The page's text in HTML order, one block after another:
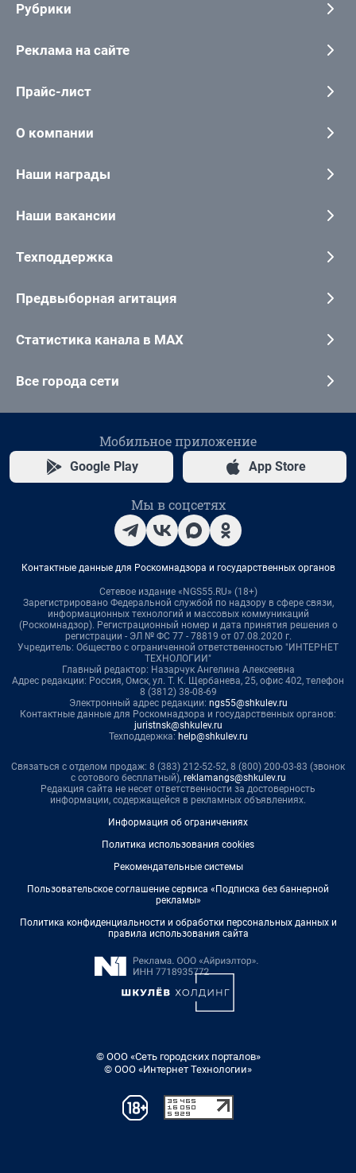
Рубрики
Реклама на сайте
Прайс-лист
О компании
Наши награды
Наши вакансии
Техподдержка
Предвыборная агитация
Статистика канала в MAX
Все города сети
Мобильное приложение
Google Play App Store
Мы в соцсетях
Контактные данные для Роскомнадзора и государственных органов
Сетевое издание «NGS55.RU» (18+)
Зарегистрировано Федеральной службой по надзору в сфере связи,
информационных технологий и массовых коммуникаций
(Роскомнадзор). Регистрационный номер и дата принятия решения о
регистрации - ЭЛ № ФС 77 - 78819 от 07.08.2020 г.
Учредитель: Общество с ограниченной ответственностью "ИНТЕРНЕТ
ТЕХНОЛОГИИ"
Главный редактор: Назарчук Ангелина Алексеевна
Адрес редакции: Россия, Омск, ул. Т. К. Щербанева, 25, офис 402, телефон
8 (3812) 38-08-69
Электронный адрес редакции: ngs55@shkulev.ru
Контактные данные для Роскомнадзора и государственных органов:
juristnsk@shkulev.ru
Техподдержка: help@shkulev.ru
Связаться с отделом продаж: 8 (383) 212-52-52, 8 (800) 200-03-83 (звонок
с сотового бесплатный), reklamangs@shkulev.ru
Редакция сайта не несет ответственности за достоверность
информации, содержащейся в рекламных объявлениях.
Информация об ограничениях
Политика использования cookies
Рекомендательные системы
Пользовательское соглашение сервиса «Подписка без баннерной
рекламы»
Политика конфиденциальности и обработки персональных данных и
правила использования сайта
© ООО «Сеть городских порталов»
© ООО «Интернет Технологии»